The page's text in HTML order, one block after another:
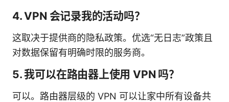
4. VPN 会记录我的活动吗？
这取决于提供商的隐私政策。优选“无日志”政策且
对数据保留有明确时限的服务商。
5. 我可以在路由器上使用 VPN 吗？
可以。路由器层级的 VPN 可以让家中所有设备共